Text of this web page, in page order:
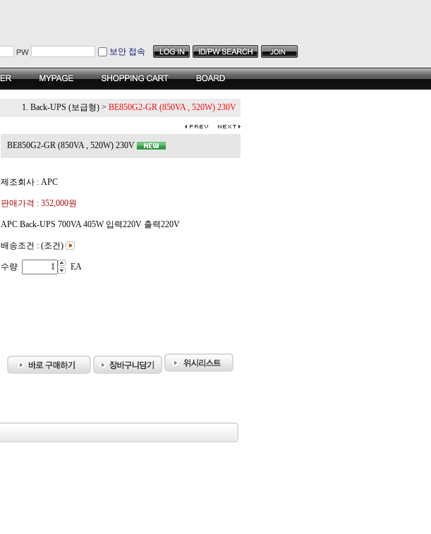
보안 접속
1. Back-UPS (보급형) > BE850G2-GR (850VA , 520W) 230V
BE850G2-GR (850VA , 520W) 230V
제조회사 : APC
판매가격 : 352,000원
APC Back-UPS 700VA 405W 입력220V 출력220V
배송조건 : (조건)
수량 EA